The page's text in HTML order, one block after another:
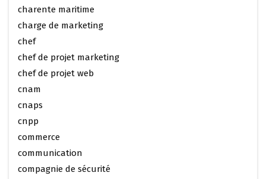
charente maritime
charge de marketing
chef
chef de projet marketing
chef de projet web
cnam
cnaps
cnpp
commerce
communication
compagnie de sécurité